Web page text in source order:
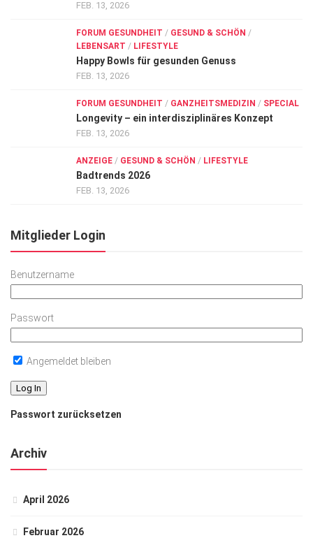
FEB. 13, 2026
FORUM GESUNDHEIT / GESUND & SCHÖN /
LEBENSART / LIFESTYLE
Happy Bowls für gesunden Genuss
FEB. 13, 2026
FORUM GESUNDHEIT / GANZHEITSMEDIZIN / SPECIAL
Longevity – ein interdisziplinäres Konzept
FEB. 13, 2026
ANZEIGE / GESUND & SCHÖN / LIFESTYLE
Badtrends 2026
FEB. 13, 2026
Mitglieder Login
Benutzername
Passwort
Angemeldet bleiben
Passwort zurücksetzen
Archiv
April 2026
Februar 2026